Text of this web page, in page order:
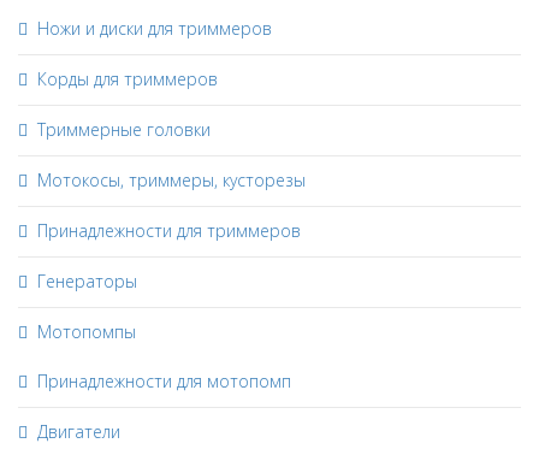
Ножи и диски для триммеров
Корды для триммеров
Триммерные головки
Мотокосы, триммеры, кусторезы
Принадлежности для триммеров
Генераторы
Мотопомпы
Принадлежности для мотопомп
Двигатели